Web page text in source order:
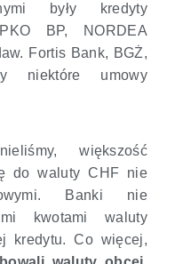
były kredyty
BP, NORDEA
Fortis Bank, BGŻ,
niektóre umowy
większość
do waluty CHF nie
Banki nie
kwotami waluty
kredytu. Co więcej,